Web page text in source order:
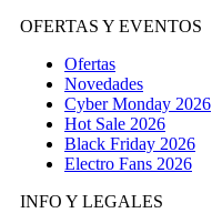
OFERTAS Y EVENTOS
Ofertas
Novedades
Cyber Monday 2026
Hot Sale 2026
Black Friday 2026
Electro Fans 2026
INFO Y LEGALES